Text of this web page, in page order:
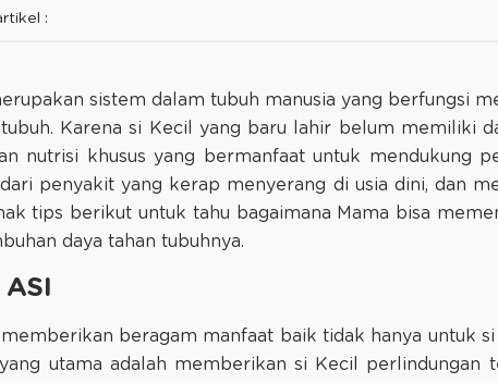
:
sistem dalam tubuh manusia yang berfungsi
Karena si Kecil yang baru lahir belum memiliki
nutrisi khusus yang bermanfaat untuk mendukung
penyakit yang kerap menyerang di usia dini, dan
tips berikut untuk tahu bagaimana Mama bisa
daya tahan tubuhnya.
beragam manfaat baik tidak hanya untuk
utama adalah memberikan si Kecil perlindungan